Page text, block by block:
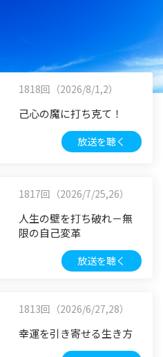
1818回（2026/8/1,2）
己心の魔に打ち克て！
放送を聴く
1817回（2026/7/25,26）
人生の壁を打ち破れ－無
限の自己変革
放送を聴く
1813回（2026/6/27,28）
幸運を引き寄せる生き方